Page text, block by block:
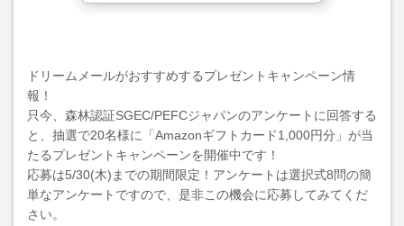
ドリームメールがおすすめするプレゼントキャンペーン情
報！
只今、森林認証SGEC/PEFCジャパンのアンケートに回答する
と、抽選で20名様に「Amazonギフトカード1,000円分」が当
たるプレゼントキャンペーンを開催中です！
応募は5/30(木)までの期間限定！アンケートは選択式8問の簡
単なアンケートですので、是非この機会に応募してみてくだ
さい。